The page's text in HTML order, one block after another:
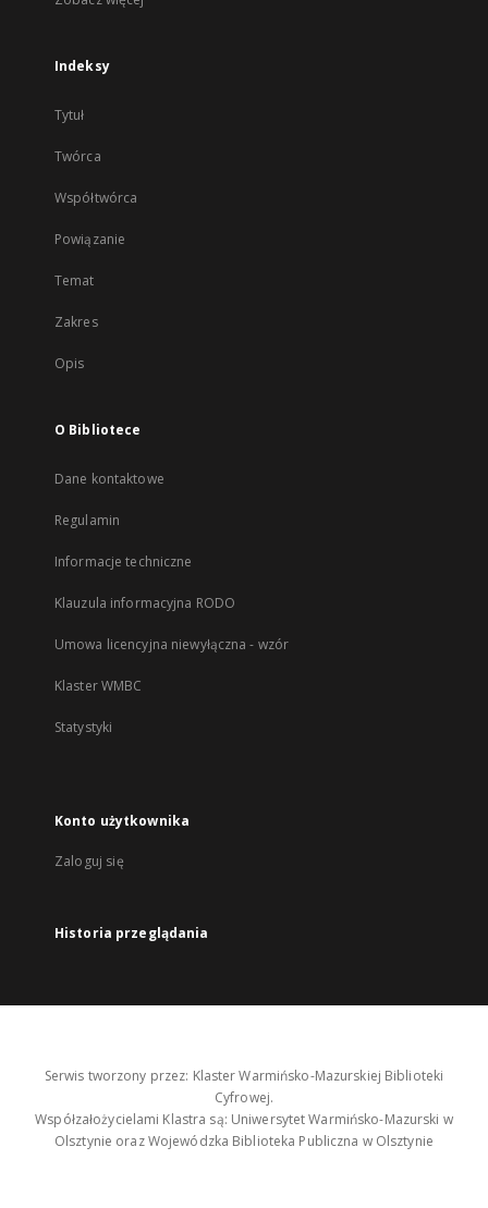
Indeksy
Tytuł
Twórca
Współtwórca
Powiązanie
Temat
Zakres
Opis
O Bibliotece
Dane kontaktowe
Regulamin
Informacje techniczne
Klauzula informacyjna RODO
Umowa licencyjna niewyłączna - wzór
Klaster WMBC
Statystyki
Konto użytkownika
Zaloguj się
Historia przeglądania
Serwis tworzony przez: Klaster Warmińsko-Mazurskiej Biblioteki
Cyfrowej.
Współzałożycielami Klastra są: Uniwersytet Warmińsko-Mazurski w
Olsztynie oraz Wojewódzka Biblioteka Publiczna w Olsztynie